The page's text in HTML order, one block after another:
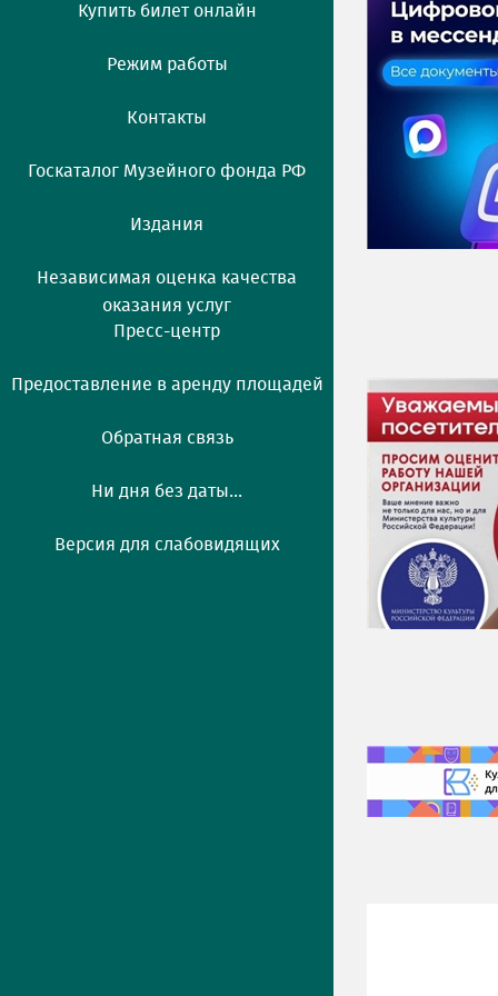
Купить билет онлайн
Режим работы
Контакты
Госкаталог Музейного фонда РФ
Издания
Независимая оценка качества
оказания услуг
Пресс-центр
Предоставление в аренду площадей
Обратная связь
Ни дня без даты...
Версия для слабовидящих